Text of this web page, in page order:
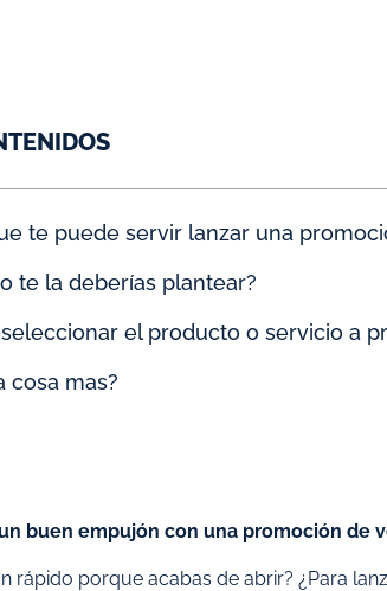
te puede servir lanzar una
te la deberías plantear?
el producto o servicio a
cosa mas?
buen empujón con una promoción de
rápido porque acabas de abrir? ¿Para